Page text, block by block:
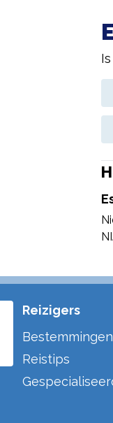
Reizigers
Bestemmingen
Reistips